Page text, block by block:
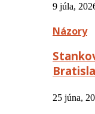
9 júla,
Názory
25 júna,